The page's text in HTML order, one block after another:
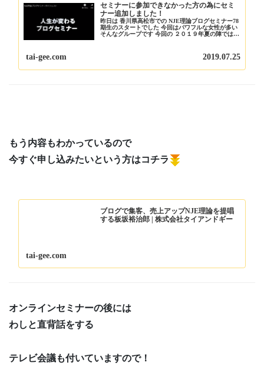
セミナーに参加できなかった方の為にセミ
ナー追加しました！
昨日は 香川県高松市での NJE理論ブログセミナー78
期生のスタートでした 今回はパワフルな女性が多い
そんなグループです 今回の ２０１９年夏の陣では
tai-gee.com 2019.07.25
もう内容もわかっているので
今すぐ申し込みたいという方はコチラ
ブログで集客、売上アップNJE理論を提唱
する板坂裕治郎 | 株式会社タイアンドギー
tai-gee.com
オンラインセミナーの後には
わしと直背話をする
テレビ会議も付いていますので！